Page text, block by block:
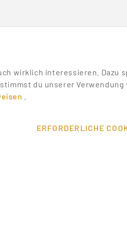
wirklich interessieren. Dazu
du unserer
ERFORDERLICHE